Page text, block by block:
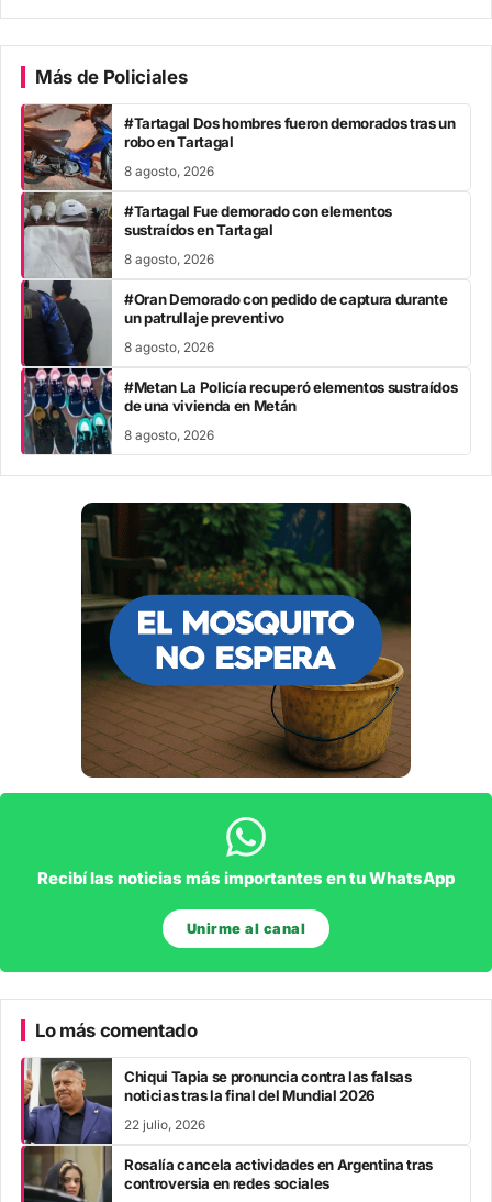
Más de Policiales
#Tartagal Dos hombres fueron demorados tras un
robo en Tartagal
8 agosto, 2026
#Tartagal Fue demorado con elementos
sustraídos en Tartagal
8 agosto, 2026
#Oran Demorado con pedido de captura durante
un patrullaje preventivo
8 agosto, 2026
#Metan La Policía recuperó elementos sustraídos
de una vivienda en Metán
8 agosto, 2026
Recibí las noticias más importantes en tu WhatsApp
Unirme al canal
Lo más comentado
Chiqui Tapia se pronuncia contra las falsas
noticias tras la final del Mundial 2026
22 julio, 2026
Rosalía cancela actividades en Argentina tras
controversia en redes sociales